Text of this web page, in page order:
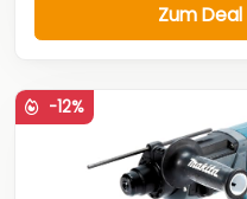
Zum Deal
-12%